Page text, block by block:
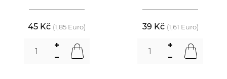
45 Kč (1,85 Euro) 39 Kč (1,61 Euro)